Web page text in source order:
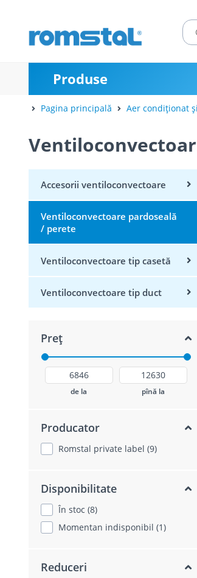
Produse
Pagina principală Aer condiționat
Accesorii ventiloconvectoare
Ventiloconvectoare pardoseală
/ perete
Ventiloconvectoare tip casetă
Ventiloconvectoare tip duct
Preț
de la pînă la
Producator
Romstal private label (9)
Disponibilitate
În stoc (8)
Momentan indisponibil (1)
Reduceri